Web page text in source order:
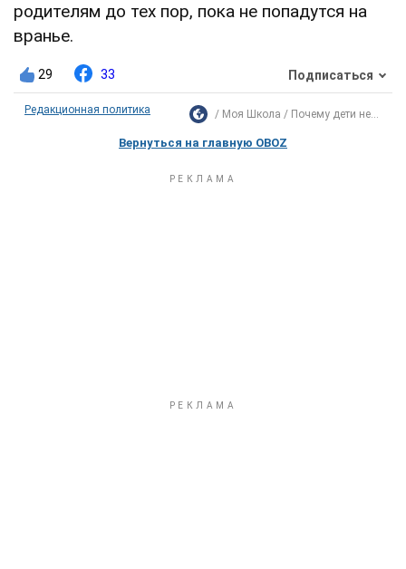
родителям до тех пор, пока не попадутся на
вранье.
29 33 Подписаться
Редакционная политика Моя Школа Почему дети не...
Вернуться на главную OBOZ